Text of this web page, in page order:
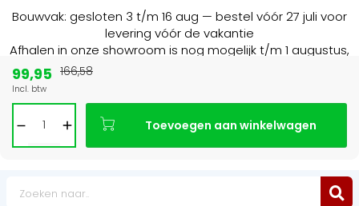
Bouwvak: gesloten 3 t/m 16 aug — bestel vóór 27 juli voor
levering vóór de vakantie
Afhalen in onze showroom is nog mogelijk t/m 1 augustus,
99,95
Incl. btw
166,58
Toevoegen aan winkelwagen